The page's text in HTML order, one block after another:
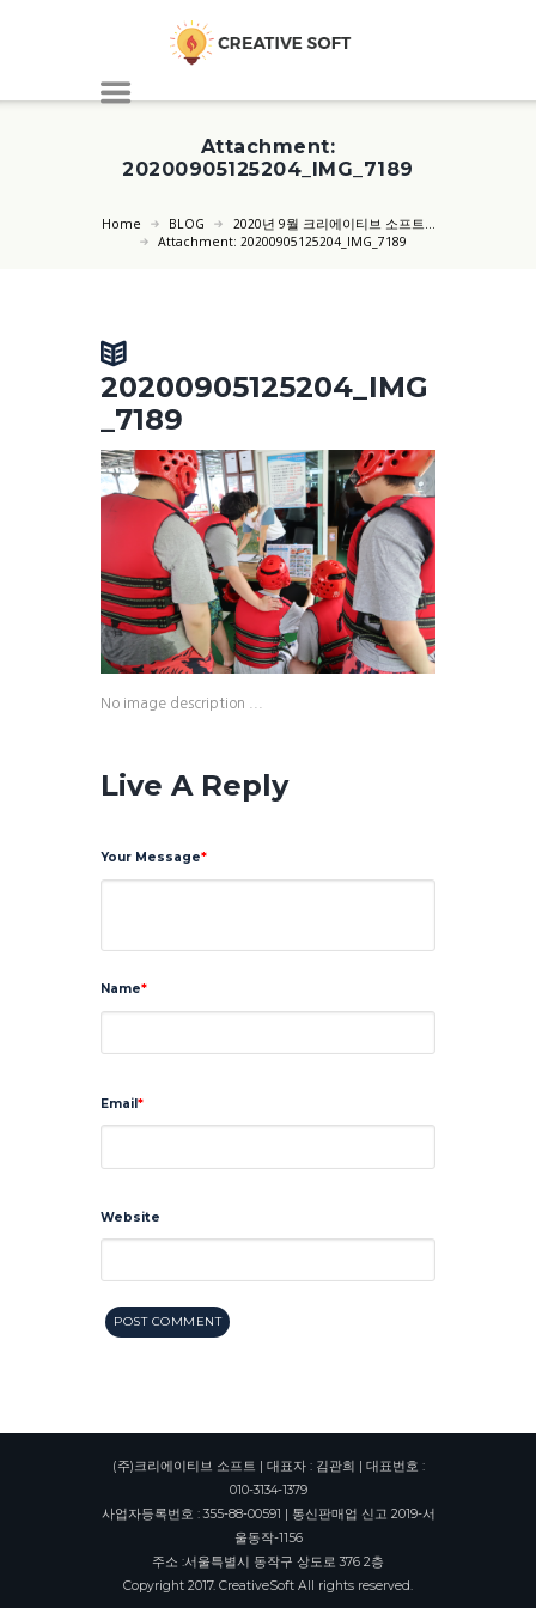
Attachment:
20200905125204_IMG_7189
Home BLOG
2020년 9월 크리에이티브 소프트...
Attachment: 20200905125204_IMG_7189
20200905125204_IMG
_7189
No image description ...
Live A Reply
Your Message
Name
Email
Website
(주)크리에이티브 소프트 | 대표자 : 김관희 | 대표번호 :
010-3134-1379
사업자등록번호 : 355-88-00591 | 통신판매업 신고 2019-서
울동작-1156
주소 :서울특별시 동작구 상도로 376 2층
Copyright 2017. CreativeSoft All rights reserved.